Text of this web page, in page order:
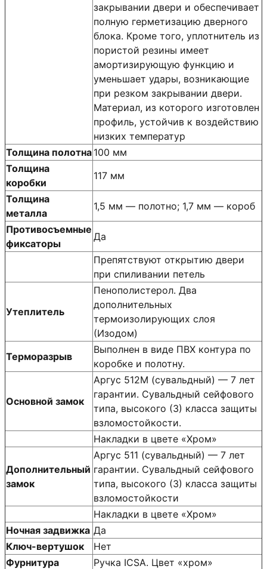
закрывании двери и обеспечивает
полную герметизацию дверного
блока. Кроме того, уплотнитель из
пористой резины имеет
амортизирующую функцию и
уменьшает удары, возникающие
при резком закрывании двери.
Материал, из которого изготовлен
профиль, устойчив к воздействию
низких температур
Толщина полотна 100 мм
Толщина
коробки
117 мм
Толщина
металла
1,5 мм — полотно; 1,7 мм — короб
Противосъемные
фиксаторы
Да
Препятствуют открытию двери
при спиливании петель
Утеплитель
Пенополистерол. Два
дополнительных
термоизолирующих слоя
(Изодом)
Терморазрыв
Выполнен в виде ПВХ контура по
коробке и полотну.
Основной замок
Аргус 512М (сувальдный) — 7 лет
гарантии. Сувальдный сейфового
типа, высокого (3) класса защиты
взломостойкости.
Накладки в цвете «Хром»
Дополнительный
замок
Аргус 511 (сувальдный) — 7 лет
гарантии. Сувальдный сейфового
типа, высокого (3) класса защиты
взломостойкости
Накладки в цвете «Хром»
Ночная задвижка Да
Ключ-вертушок
Нет
Фурнитура
Ручка ICSA. Цвет «хром»